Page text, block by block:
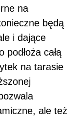
na
będą
i dające
podłoża całą
na tarasie
ale też